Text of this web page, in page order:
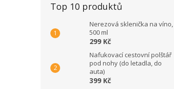
Top 10 produktů
Nerezová sklenička na víno,
500 ml
299 Kč
Nafukovací cestovní polštář
pod nohy (do letadla, do
auta)
399 Kč